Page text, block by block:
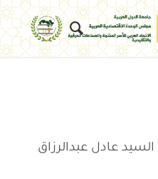
السيد عادل عبدالرزاق